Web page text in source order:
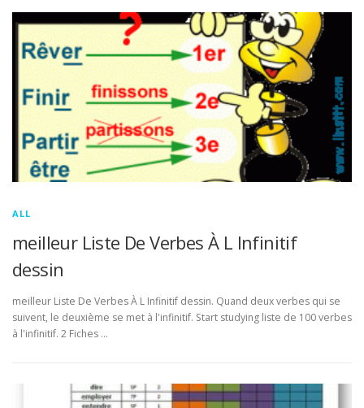
ALL
meilleur Liste De Verbes À L Infinitif
dessin
meilleur Liste De Verbes À L Infinitif dessin. Quand deux verbes qui se
suivent, le deuxième se met à l'infinitif. Start studying liste de 100 verbes
à l'infinitif. 2 Fiches …